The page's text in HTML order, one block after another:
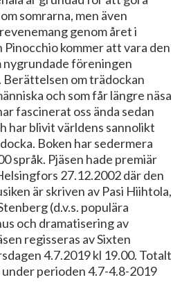
somrarna, men även
genom året i
kommer att vara den
nygrundade föreningen
Berättelsen om trädockan
och som får längre näsa
fascinerat oss ända sedan
har blivit världens sannolikt
Boken har sedermera
språk. Pjäsen hade premiär
27.12.2002 där den
är skriven av Pasi Hiihtola,
(d.v.s. populära
och dramatisering av
regisseras av Sixten
4.7.2019 kl 19.00. Totalt
perioden 4.7-4.8-2019